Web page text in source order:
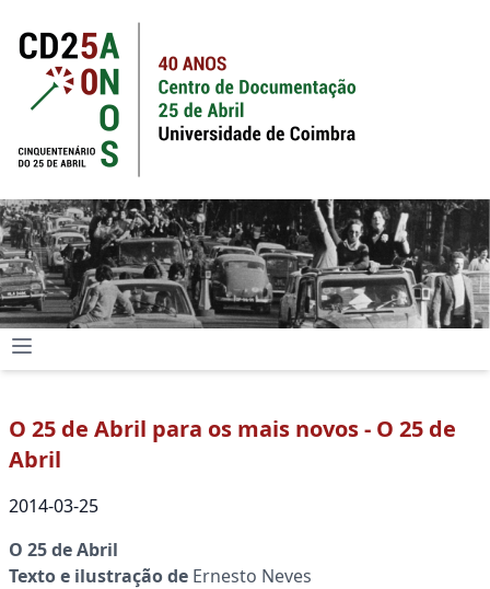
O 25 de Abril para os mais novos - O 25 de
Abril
2014-03-25
O 25 de Abril
Texto e ilustração de Ernesto Neves